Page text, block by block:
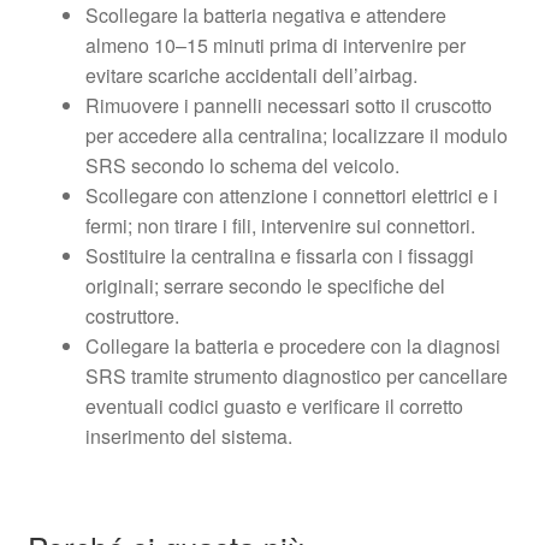
Scollegare la batteria negativa e attendere
almeno 10–15 minuti prima di intervenire per
evitare scariche accidentali dell’airbag.
Rimuovere i pannelli necessari sotto il cruscotto
per accedere alla centralina; localizzare il modulo
SRS secondo lo schema del veicolo.
Scollegare con attenzione i connettori elettrici e i
fermi; non tirare i fili, intervenire sui connettori.
Sostituire la centralina e fissarla con i fissaggi
originali; serrare secondo le specifiche del
costruttore.
Collegare la batteria e procedere con la diagnosi
SRS tramite strumento diagnostico per cancellare
eventuali codici guasto e verificare il corretto
inserimento del sistema.